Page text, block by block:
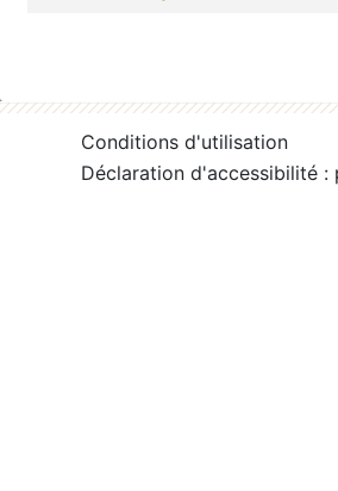
Conditions d'utilisation
Déclaration d'accessibilité